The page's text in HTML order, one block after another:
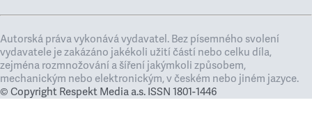
Autorská práva vykonává vydavatel. Bez písemného svolení
vydavatele je zakázáno jakékoli užití částí nebo celku díla,
zejména rozmnožování a šíření jakýmkoli způsobem,
mechanickým nebo elektronickým, v českém nebo jiném jazyce.
© Copyright Respekt Media a.s. ISSN 1801-1446